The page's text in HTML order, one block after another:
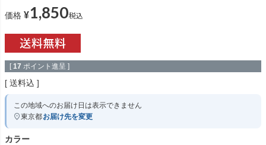
価格 ¥1,850税込
[ 17 ポイント進呈 ]
送料込
この地域へのお届け日は表示できません
東京都お届け先を変更
カラー